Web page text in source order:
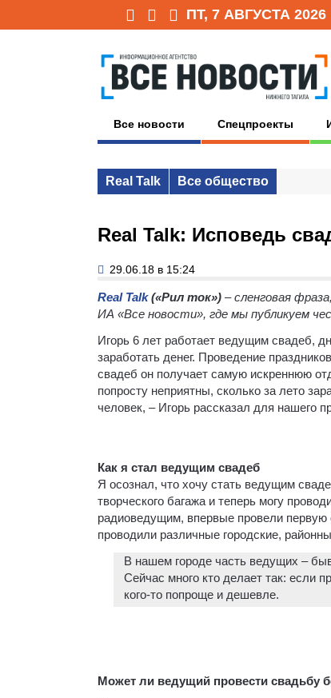
ПТ, 7 АВГУСТА 2026
Все новости Спецпроекты
Real Talk Все общество
Real Talk: Исповедь
29.06.18 в 15:24
Real Talk(«Рил ток») – сленговая
ИА «Все новости», где мы публикуем
Игорь 6 лет работает ведущим свадеб,
заработать денег. Проведение
свадеб он получает самую искреннюю
попросту неприятны, сколько за лето
человек, – Игорь рассказал для нашего
Как я стал ведущим свадеб
Я осознал, что хочу стать ведущим
творческого багажа и теперь могу
радиоведущим, впервые провели
проводили различные городские,
В нашем городе часть ведущих –
Сейчас много кто делает так: если
кого-то попроще и дешевле.
Может ли ведущий провести свадьбу